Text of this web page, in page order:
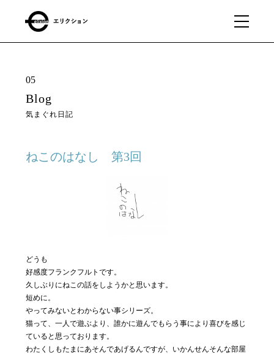
01
03 About
私たちに
ついて
04 Blog
05
Blog
気まぐれ日記
ねこのはなし 第3回
どうも
好感度フランクフルトです。
久しぶりにねこの話をしようかと思います。
短めに。
やってみないとわからない事シリーズ。
猫って、一人で遊ぶより、誰かに遊んでもらう事により喜びを感じ
ていると思っております。
わたくしもたまにあそんであげるんですが、いかんせんそんな部屋